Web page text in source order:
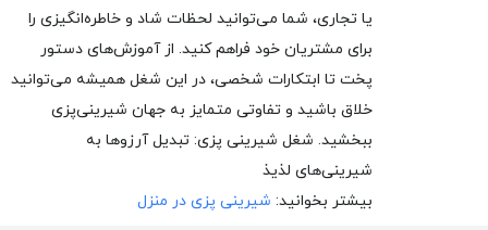
یا تجاری، شما می‌توانید لحظات شاد و خاطره‌انگیزی را
برای مشتریان خود فراهم کنید. از آموزش‌های دستور
پخت تا ابتکارات شخصی، در این شغل همیشه می‌توانید
خلاق باشید و تفاوتی متمایز به جهان شیرینی‌پزی
ببخشید. شغل شیرینی پزی: تبدیل آرزوها به
شیرینی‌های لذیذ
بیشتر بخوانید: شیرینی پزی در منزل